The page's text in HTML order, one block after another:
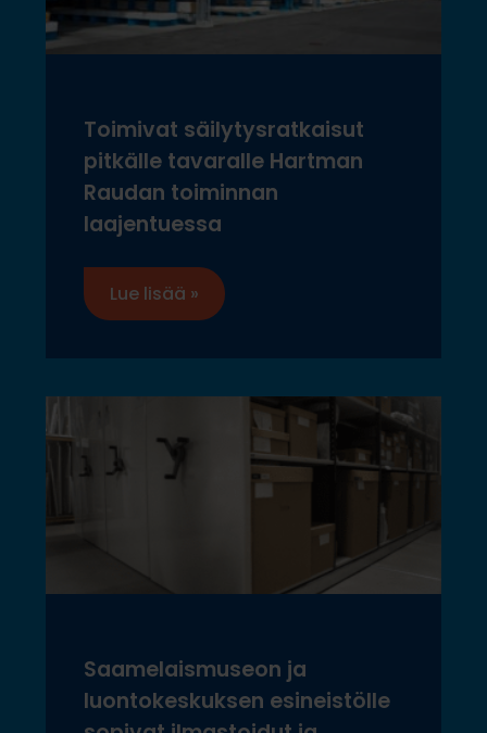
Toimivat säilytysratkaisut
pitkälle tavaralle Hartman
Raudan toiminnan
laajentuessa
Lue lisää »
Saamelaismuseon ja
luontokeskuksen esineistölle